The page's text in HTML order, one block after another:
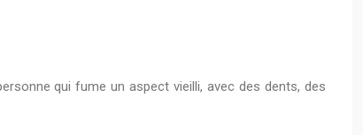
qui fume un aspect vieilli, avec des dents, des